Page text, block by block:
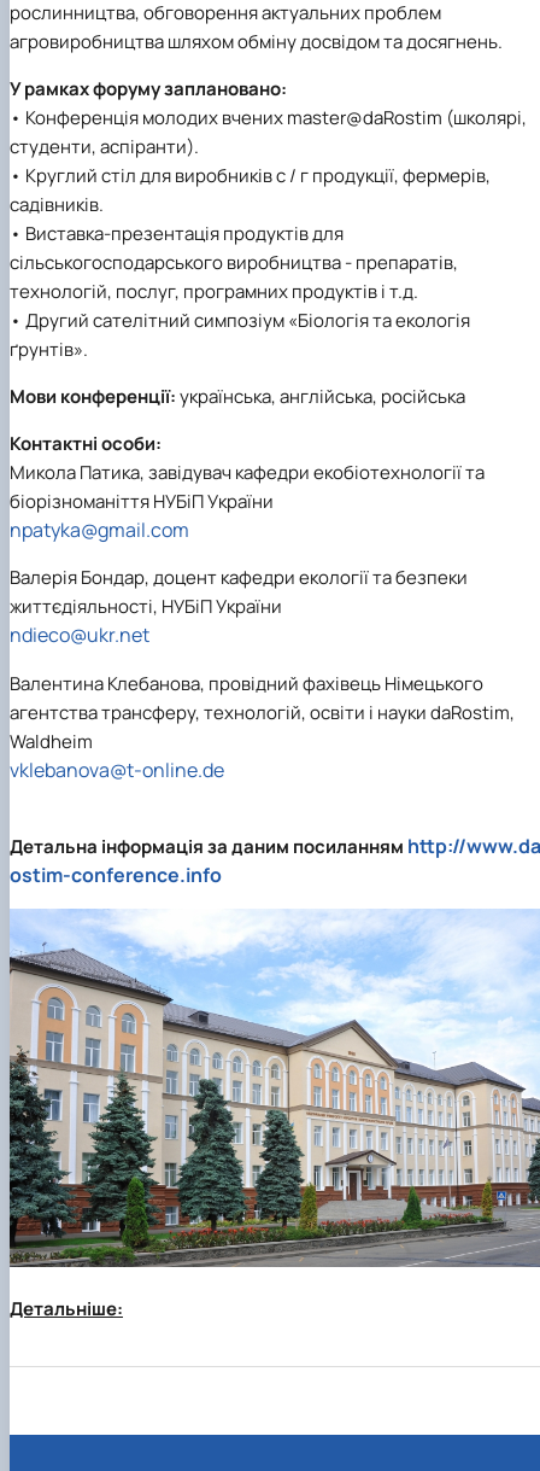
рослинництва, обговорення актуальних проблем
агровиробництва шляхом обміну досвідом та досягнень.
У рамках форуму заплановано:
• Конференція молодих вчених master@daRostim (школярі,
студенти, аспіранти).
• Круглий стіл для виробників с / г продукції, фермерів,
садівників.
• Виставка-презентація продуктів для
сільськогосподарського виробництва - препаратів,
технологій, послуг, програмних продуктів і т.д.
• Другий сателітний симпозіум «Біологія та екологія
ґрунтів».
Мови конференції:українська, англійська, російська
Контактні особи:
Микола Патика, завідувач кафедри екобіотехнології та
біорізноманіття НУБіП України
npatyka@gmail.com
Валерія Бондар, доцент кафедри екології та безпеки
життєдіяльності, НУБіП України
ndieco@ukr.net
Валентина Клебанова, провідний фахівець Німецького
агентства трансферу, технологій, освіти і науки daRostim,
Waldheim
vklebanova@t-online.de
Детальна інформація за даним посиланням http://
ostim-conference.info
Детальніше: